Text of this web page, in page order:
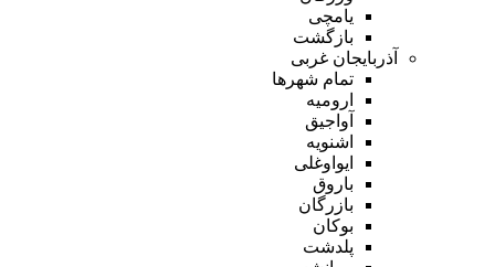
یامچی
بازگشت
آذربایجان غربی
تمام شهر‌ها
ارومیه
آواجیق
اشنویه
ایواوغلی
باروق
بازرگان
بوکان
پلدشت